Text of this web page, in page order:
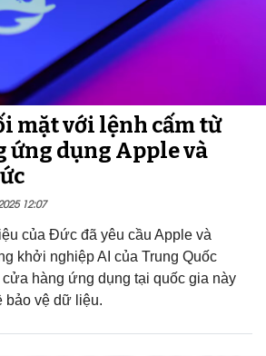
mặt với lệnh cấm từ
ứng dụng Apple và
12:07
của Đức đã yêu cầu Apple và
khởi nghiệp AI của Trung Quốc
hàng ứng dụng tại quốc gia này
bảo vệ dữ liệu.